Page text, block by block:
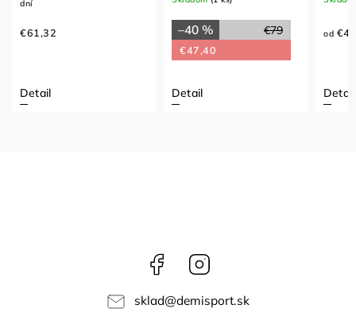
dní
€61,32
Detail
€79
–40 %
€47,40
Detail
od €45
Detail
Facebook
sklad@demisport.sk